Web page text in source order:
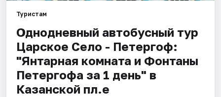
Туристам
Однодневный автобусный тур
Царское Село - Петергоф:
"Янтарная комната и Фонтаны
Петергофа за 1 день" в
Казанской пл.е